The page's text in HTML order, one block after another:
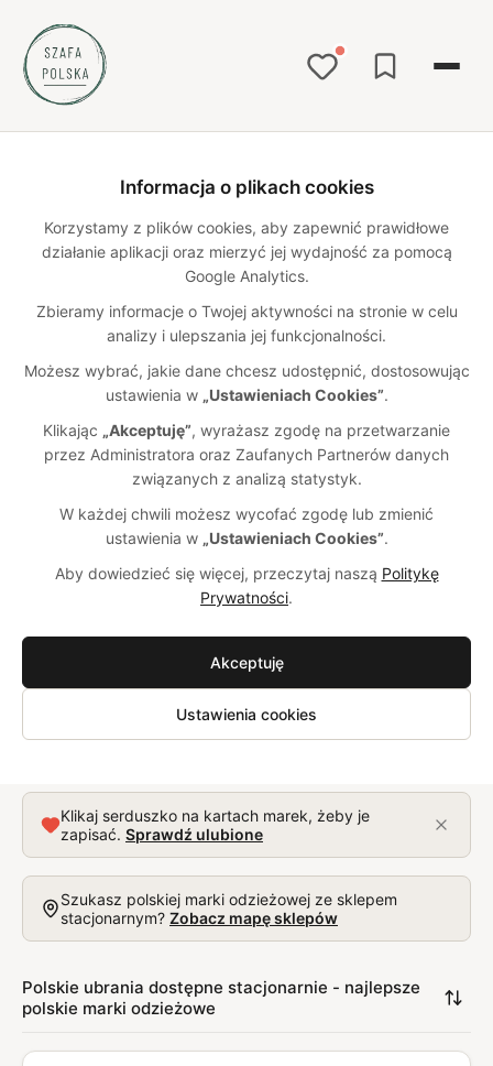
Informacja o plikach cookies
Korzystamy z plików cookies, aby zapewnić prawidłowe
działanie aplikacji oraz mierzyć jej wydajność za pomocą
Google Analytics.
Zbieramy informacje o Twojej aktywności na stronie w celu
analizy i ulepszania jej funkcjonalności.
Możesz wybrać, jakie dane chcesz udostępnić, dostosowując
ustawienia w „Ustawieniach Cookies”.
Klikając „Akceptuję”, wyrażasz zgodę na przetwarzanie
przez Administratora oraz Zaufanych Partnerów danych
związanych z analizą statystyk.
W każdej chwili możesz wycofać zgodę lub zmienić
ustawienia w „Ustawieniach Cookies”.
Aby dowiedzieć się więcej, przeczytaj naszą Politykę
Prywatności.
Ustawienia cookies
Akceptuję
/ Katalog stacjonarnie
Polskie ubrania dostępne
stacjonarnie – polskie marki
44polskich marek w katalogu
Szukasz polskiej odzieży, którą możesz obejrzeć i kupić w
sklepie stacjonarnym? Odkryj marki odzieżowe z Polski
posiadające własne butiki i punkty sprzedaży w różnych
Gdyni, Krakowie i innych miastach w Polsce i zagranicą. W
naszym katalogu znajdziesz wysokiej jakości ubrania
damskie, męskie i dziecięce od polskich producentów – od
codziennych T-shirtów, koszul i spodni, po eleganckie
sukienki, marynarki i płaszcze. Wspieraj polskie marki
jakość i trwałość.
🔥 TOP 7 DNI: Flawless LAÏF Brandme by Insomnia
Klikaj serduszko na kartach marek, żeby je
zapisać. Sprawdź ulubione
Szukasz polskiej marki odzieżowej ze sklepem
stacjonarnym? Zobacz mapę sklepów
Polskie ubrania dostępne stacjonarnie - najlepsze
polskie marki odzieżowe